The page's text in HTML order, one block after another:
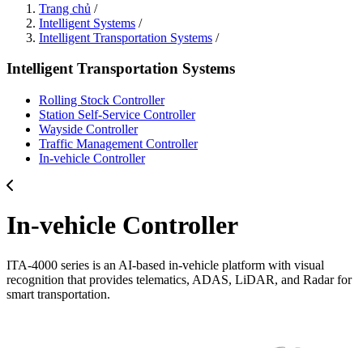
Trang chủ /
Intelligent Systems /
Intelligent Transportation Systems /
Intelligent Transportation Systems
Rolling Stock Controller
Station Self-Service Controller
Wayside Controller
Traffic Management Controller
In-vehicle Controller
In-vehicle Controller
ITA-4000 series is an AI-based in-vehicle platform with visual
recognition that provides telematics, ADAS, LiDAR, and Radar for
smart transportation.